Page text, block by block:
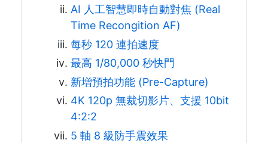
AI 人工智慧即時自動對焦 (Real
Time Recongition AF)
每秒 120 連拍速度
最高 1/80,000 秒快門
新增預拍功能 (Pre-Capture)
4K 120p 無裁切影片、支援 10bit
4:2:2
5 軸 8 級防手震效果